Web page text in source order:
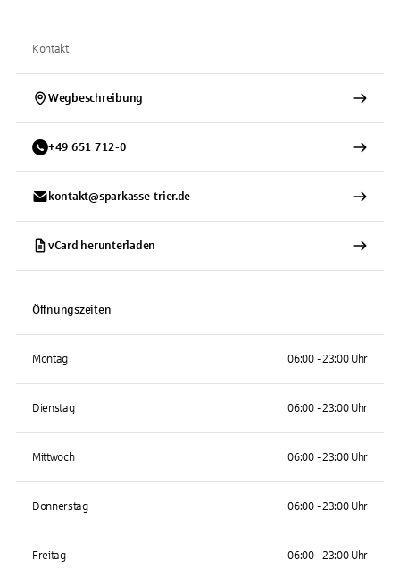
Kontakt
Wegbeschreibung
+49 651 712-0
kontakt@sparkasse-trier.de
vCard herunterladen
Öffnungszeiten
Montag 06:00 - 23:00 Uhr
Dienstag 06:00 - 23:00 Uhr
Mittwoch 06:00 - 23:00 Uhr
Donnerstag 06:00 - 23:00 Uhr
Freitag 06:00 - 23:00 Uhr